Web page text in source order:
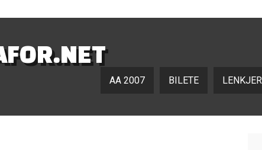
AA 2007 BILETE LENKJER